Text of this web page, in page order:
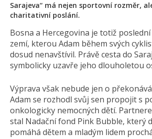
Sarajeva“ má nejen sportovní rozměr,
charitativní poslání.
Bosna a Hercegovina je totiž
zemí, kterou Adam během svých
dosud nenavštívil. Právě cesta do
symbolicky uzavře jeho dlouholetou
Výprava však nebude jen o
Adam se rozhodl svůj sen propojit s
onkologicky nemocných dětí.
stal Nadační fond Pink Bubble, který
pomáhá dětem a mladým lidem